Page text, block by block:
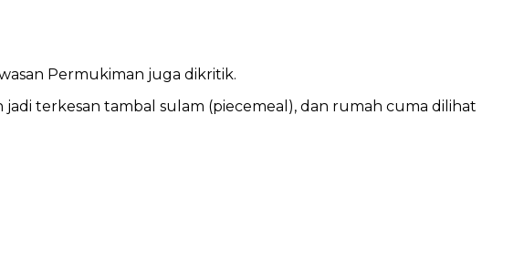
Permukiman juga dikritik.
terkesan tambal sulam (piecemeal), dan rumah cuma dilihat